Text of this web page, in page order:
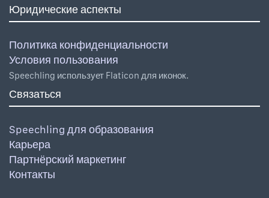
Юридические аспекты
Политика конфиденциальности
Условия пользования
Speechling использует Flaticon для иконок.
Связаться
Speechling для образования
Карьера
Партнёрский маркетинг
Контакты